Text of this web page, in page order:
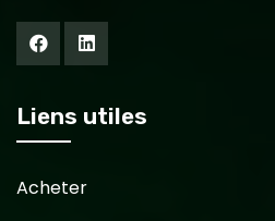
Liens utiles
Acheter